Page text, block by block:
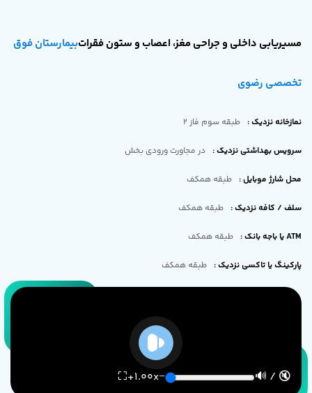
مسیریابی داخلی و جراحی مغز، اعصاب و ستون فقراتبیمارستان فوق
تخصصی رضوی
نمازخانه نزدیک: طبقه سوم فاز 2
سرویس بهداشتی نزدیک: در مجاورت ورودی بخش
محل شارژ موبایل: طبقه همکف
سلف / کافه نزدیک: طبقه همکف
ATM یا باجه بانک : طبقه همکف
پارکینگ یا تاکسی نزدیک: طبقه همکف
🔇 / 🔊
−
1.00x
+
⛶